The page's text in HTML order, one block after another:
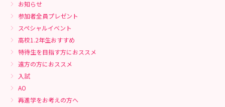
お知らせ
参加者全員プレゼント
スペシャルイベント
高校1.2年生おすすめ
特待生を目指す方におススメ
遠方の方におススメ
入試
AO
再進学をお考えの方へ